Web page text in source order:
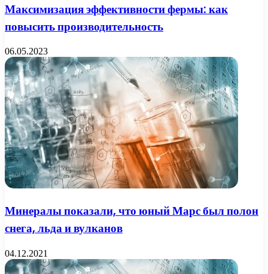
Максимизация эффективности фермы: как
повысить производительность
06.05.2023
Минералы показали, что юный Марс был полон
снега, льда и вулканов
04.12.2021